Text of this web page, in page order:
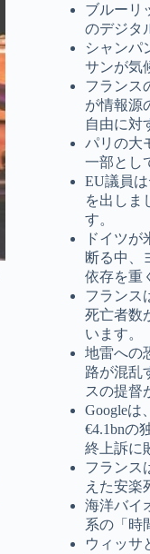
ブルーリ
のデジタ
シャンパ
サンが気
フランス
が情報源
自由に対
パリの大
一部とし
EU議員
を出しま
す。
ドイツが
断る中、
依存を重
フランス
死亡者数
います。
地雷への
路が混乱
スの提督
Googleは
€4.1bnの
終上訴に
フランス
えた安楽
海洋バイ
系の「時
ウィッサ